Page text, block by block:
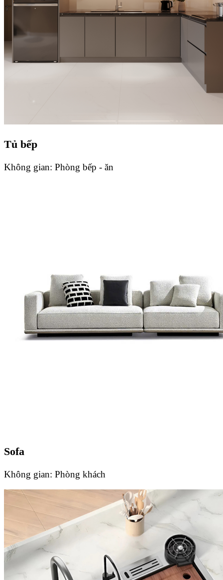
Tủ bếp
Không gian: Phòng bếp - ăn
Sofa
Không gian: Phòng khách